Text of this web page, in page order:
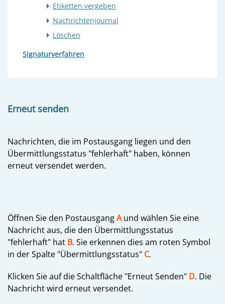
Etiketten vergeben
Nachrichtenjournal
Löschen
Signaturverfahren
Erneut senden
Nachrichten, die im Postausgang liegen und den
Übermittlungsstatus "fehlerhaft" haben, können
erneut versendet werden.
Öffnen Sie den PostausgangAund wählen Sie eine
Nachricht aus, die den Übermittlungsstatus
"fehlerhaft" hat B. Sie erkennen dies am roten Symbol
in der Spalte "Übermittlungsstatus" C.
Klicken Sie auf die Schaltfläche "Erneut Senden" D. Die
Nachricht wird erneut versendet.